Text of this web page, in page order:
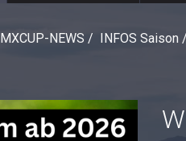
MXCUP-NEWS / INFOS Saison /